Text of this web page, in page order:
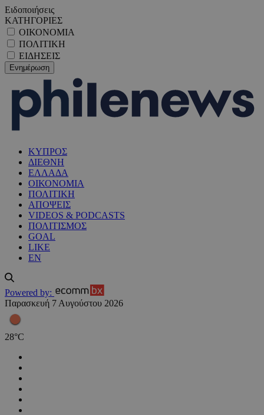
Ειδοποιήσεις
ΚΑΤΗΓΟΡΙΕΣ
ΟΙΚΟΝΟΜΙΑ
ΠΟΛΙΤΙΚΗ
ΕΙΔΗΣΕΙΣ
ΚΥΠΡΟΣ
ΔΙΕΘΝΗ
ΕΛΛΑΔΑ
ΟΙΚΟΝΟΜΙΑ
ΠΟΛΙΤΙΚΗ
ΑΠΟΨΕΙΣ
VIDEOS & PODCASTS
ΠΟΛΙΤΙΣΜΟΣ
GOAL
LIKE
EN
Powered by:
Παρασκευή 7 Αυγούστου 2026
28°C